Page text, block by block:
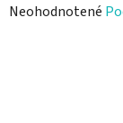
Priemerné
Neohodnotené